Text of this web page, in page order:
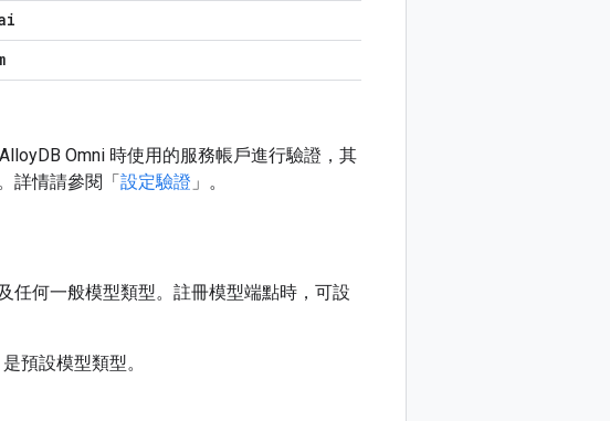
Omni 時使用的服務帳戶進行驗證，其
詳情請參閱「設定驗證 」。
任何一般模型類型。註冊模型端點時，可設
是預設模型類型。